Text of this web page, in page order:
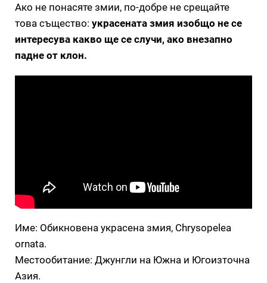
Ако не понасяте змии, по-добре не срещайте
това същество: украсената змия изобщо не се
интересува какво ще се случи, ако внезапно
падне от клон.
Име: Обикновена украсена змия, Chrysopelea
ornata.
Местообитание: Джунгли на Южна и Югоизточна
Азия.